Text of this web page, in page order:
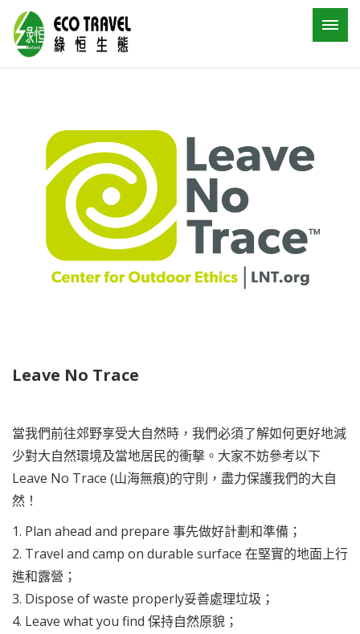
Leave No Trace
當我們前往郊野享受大自然時，我們必須了解如何更好地減
少對大自然環境及當地居民的衝擊。大家不妨參考以下
Leave No Trace (山海無痕)的守則，盡力保護我們的大自
然！
1. Plan ahead and prepare 事先做好計劃和準備；
2. Travel and camp on durable surface 在堅實的地面上行
進和露營；
3. Dispose of waste properly妥善處理垃圾；
4. Leave what you find 保持自然原貌；